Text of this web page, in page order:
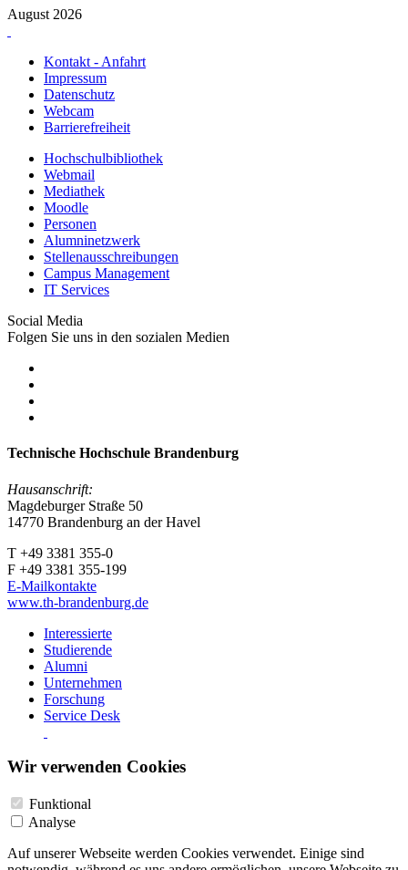
August 2026
Kontakt - Anfahrt
Impressum
Datenschutz
Webcam
Barrierefreiheit
Hochschulbibliothek
Webmail
Mediathek
Moodle
Personen
Alumninetzwerk
Stellenausschreibungen
Campus Management
IT Services
Social Media
Folgen Sie uns in den sozialen Medien
Technische Hochschule Brandenburg
Hausanschrift:
Magdeburger Straße 50
14770 Brandenburg an der Havel
T +49 3381 355-0
F +49 3381 355-199
E-Mailkontakte
www.th-brandenburg.de
Interessierte
Studierende
Alumni
Unternehmen
Forschung
Service Desk
Wir verwenden Cookies
Funktional
Analyse
Auf unserer Webseite werden Cookies verwendet. Einige sind